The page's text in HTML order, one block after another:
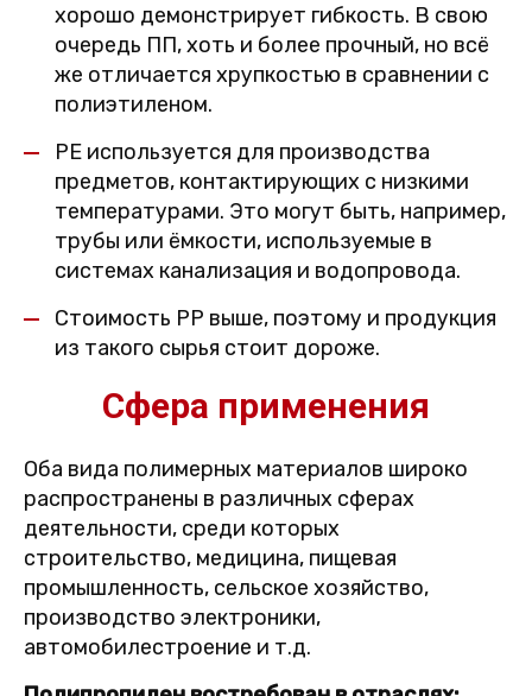
хорошо демонстрирует гибкость. В свою
очередь ПП, хоть и более прочный, но всё
же отличается хрупкостью в сравнении с
полиэтиленом.
PE используется для производства
предметов, контактирующих с низкими
температурами. Это могут быть, например,
трубы или ёмкости, используемые в
системах канализация и водопровода.
Стоимость PP выше, поэтому и продукция
из такого сырья стоит дороже.
Сфера применения
Оба вида полимерных материалов широко
распространены в различных сферах
деятельности, среди которых
строительство, медицина, пищевая
промышленность, сельское хозяйство,
производство электроники,
автомобилестроение и т.д.